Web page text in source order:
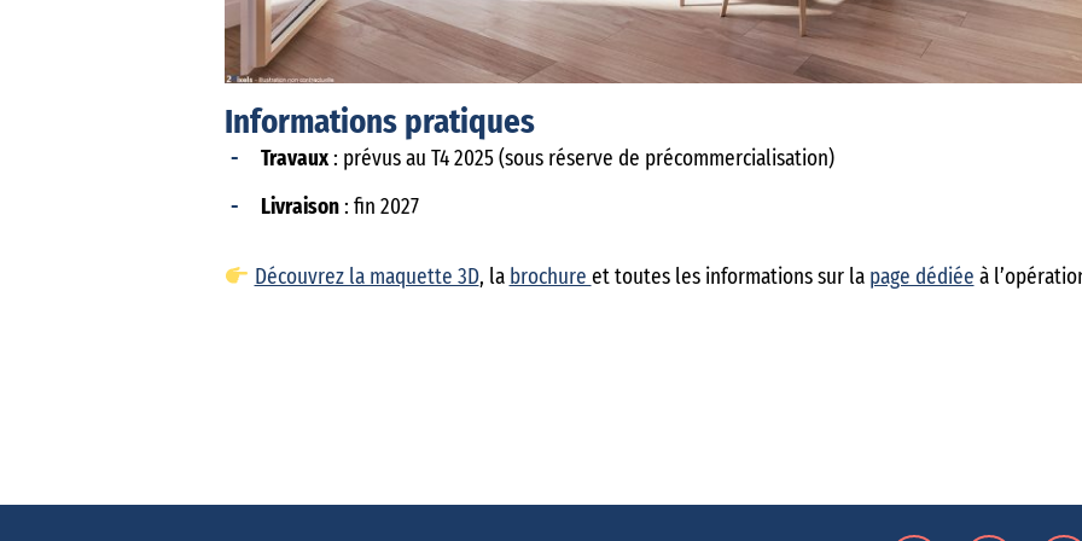
Informations pratiques
Travaux : prévus au T4 2025 (sous réserve de précommercialisation)
Livraison : fin 2027
Découvrez la maquette 3D, la brochure et toutes les informations sur la page dédiée à